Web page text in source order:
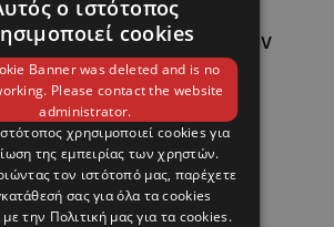
που επιθυμεί να
στο εσωτερικό των
ότι οι πωλήσεις του
ηλεκτρικού CX-6e
ο ιστότοπος
cookies
Banner was deleted and is no
Please contact the website
administrator.
χρησιμοποιεί cookies για
της εμπειρίας των χρηστών.
τον ιστότοπό μας, παρέχετε
σας για όλα τα cookies
την Πολιτική μας για τα cookies.